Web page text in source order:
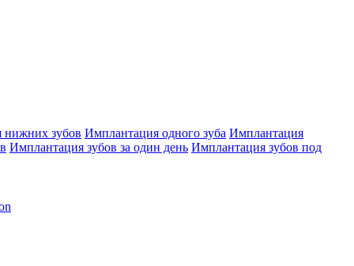
нижних зубов Имплантация одного зуба Имплантация
Имплантация зубов за один день Имплантация зубов под